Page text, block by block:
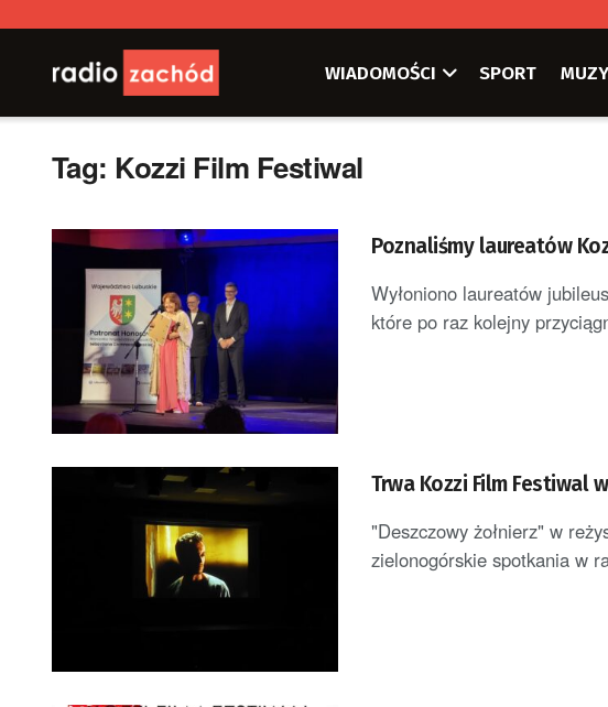
WIADOMOŚCI SPORT
Tag: Kozzi Film Festiwal
Poznaliśmy laureatów
Wyłoniono laureatów
które po raz kolejny
Trwa Kozzi Film Festiwal
"Deszczowy żołnierz" w
zielonogórskie spotkania w